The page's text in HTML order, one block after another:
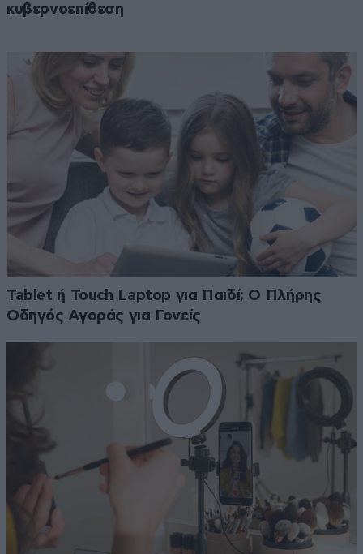
κυβερνοεπίθεση
Tablet ή Touch Laptop για Παιδί; Ο Πλήρης
Οδηγός Αγοράς για Γονείς